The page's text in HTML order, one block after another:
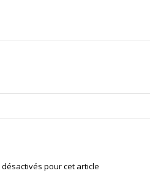
pour cet article